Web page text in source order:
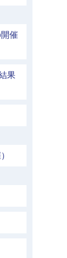
催
果